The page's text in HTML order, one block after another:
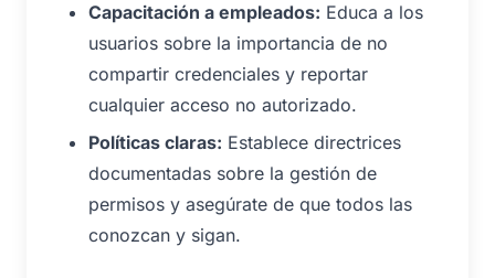
Capacitación a empleados: Educa a los
usuarios sobre la importancia de no
compartir credenciales y reportar
cualquier acceso no autorizado.
Políticas claras: Establece directrices
documentadas sobre la gestión de
permisos y asegúrate de que todos las
conozcan y sigan.